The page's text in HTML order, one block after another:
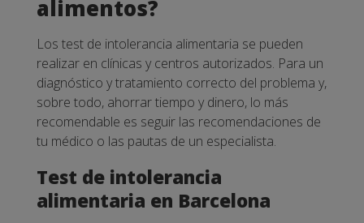
alimentos?
Los test de intolerancia alimentaria se pueden
realizar en clínicas y centros autorizados. Para un
diagnóstico y tratamiento correcto del problema y,
sobre todo, ahorrar tiempo y dinero, lo más
recomendable es seguir las recomendaciones de
tu médico o las pautas de un especialista.
Test de intolerancia
alimentaria en Barcelona